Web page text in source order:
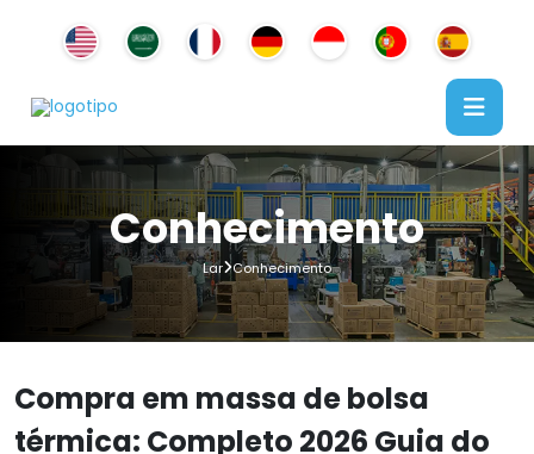
Conhecimento
Lar Conhecimento
Compra em massa de bolsa
térmica: Completo 2026 Guia do